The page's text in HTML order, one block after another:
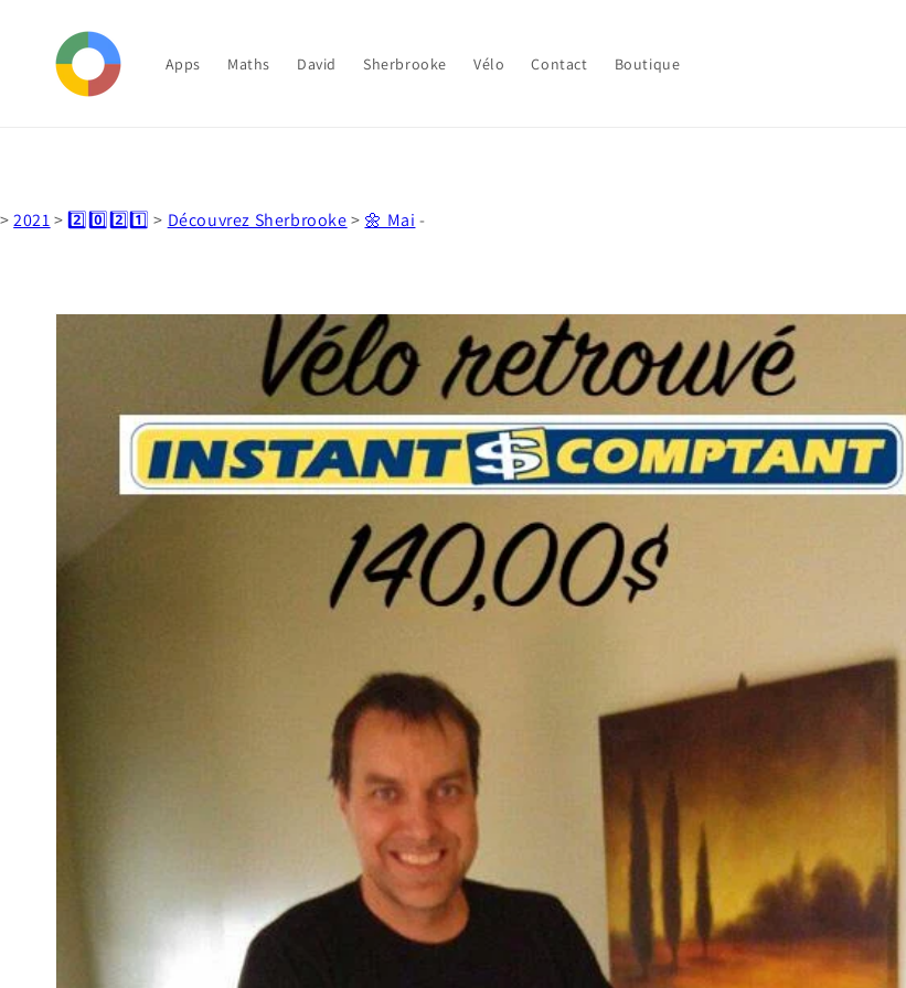
contenu
Apps Maths David Sherbrooke Vélo Contact Boutique
>2021> 2️⃣0️⃣2️⃣1️⃣ > Découvrez Sherbrooke> 🌼 Mai -
Passer aux